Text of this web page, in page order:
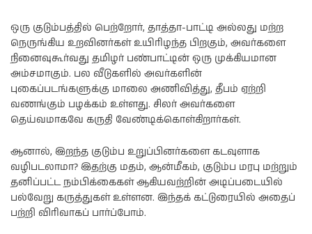
ஒரு குடும்பத்தில் பெற்றோர், தாத்தா-பாட்டி அல்லது மற்ற
நெருங்கிய உறவினர்கள் உயிரிழந்த பிறகும், அவர்களை
நினைவுகூர்வது தமிழர் பண்பாட்டின் ஒரு முக்கியமான
அம்சமாகும். பல வீடுகளில் அவர்களின்
புகைப்படங்களுக்கு மாலை அணிவித்து, தீபம் ஏற்றி
வணங்கும் பழக்கம் உள்ளது. சிலர் அவர்களை
தெய்வமாகவே கருதி வேண்டிக்கொள்கிறார்கள்.
ஆனால், இறந்த குடும்ப உறுப்பினர்களை கடவுளாக
வழிபடலாமா? இதற்கு மதம், ஆன்மீகம், குடும்ப மரபு மற்றும்
தனிப்பட்ட நம்பிக்கைகள் ஆகியவற்றின் அடிப்படையில்
பல்வேறு கருத்துகள் உள்ளன. இந்தக் கட்டுரையில் அதைப்
பற்றி விரிவாகப் பார்ப்போம்.